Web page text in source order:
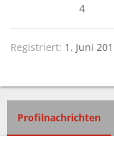
4
Registriert 1. Juni
Profilnachrichten